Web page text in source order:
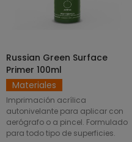
AÑADIR AL CARRITO
Russian Green Surface
Primer 100ml
Materiales
Imprimación acrílica
autonivelante para aplicar con
aerógrafo o a pincel. Formulado
para todo tipo de superficies.